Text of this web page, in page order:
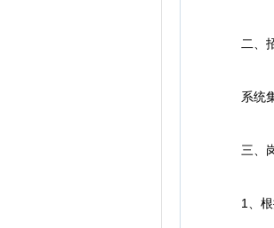
二、招
系统集
三、岗
1、根据